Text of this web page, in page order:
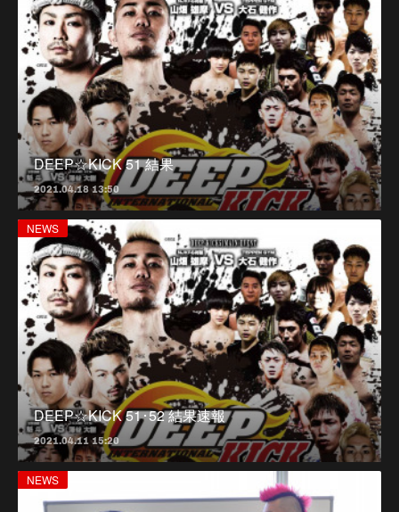
DEEP☆KICK 51 結果
2021.04.18 13:50
NEWS
DEEP☆KICK 51･52 結果速報
2021.04.11 15:20
NEWS